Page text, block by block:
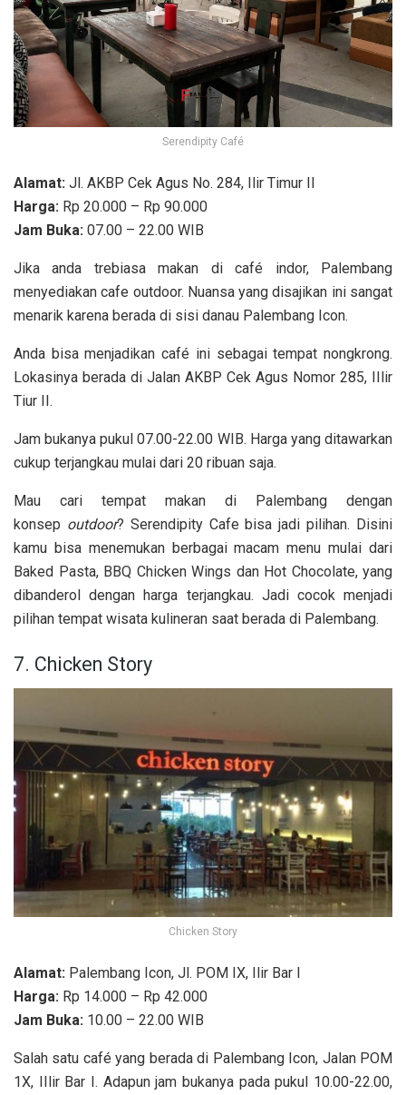
Serendipity Café
Alamat: Jl. AKBP Cek Agus No. 284, Ilir Timur II
Harga: Rp 20.000 – Rp 90.000
Jam Buka: 07.00 – 22.00 WIB
Jika anda trebiasa makan di café indor, Palembang
menyediakan cafe outdoor. Nuansa yang disajikan ini sangat
menarik karena berada di sisi danau Palembang Icon.
Anda bisa menjadikan café ini sebagai tempat nongkrong.
Lokasinya berada di Jalan AKBP Cek Agus Nomor 285, IIlir
Tiur II.
Jam bukanya pukul 07.00-22.00 WIB. Harga yang ditawarkan
cukup terjangkau mulai dari 20 ribuan saja.
Mau cari tempat makan di Palembang dengan
konsep outdoor? Serendipity Cafe bisa jadi pilihan. Disini
kamu bisa menemukan berbagai macam menu mulai dari
Baked Pasta, BBQ Chicken Wings dan Hot Chocolate, yang
dibanderol dengan harga terjangkau. Jadi cocok menjadi
pilihan tempat wisata kulineran saat berada di Palembang.
7. Chicken Story
Chicken Story
Alamat: Palembang Icon, Jl. POM IX, Ilir Bar I
Harga: Rp 14.000 – Rp 42.000
Jam Buka: 10.00 – 22.00 WIB
Salah satu café yang berada di Palembang Icon, Jalan POM
1X, IIlir Bar I. Adapun jam bukanya pada pukul 10.00-22.00,